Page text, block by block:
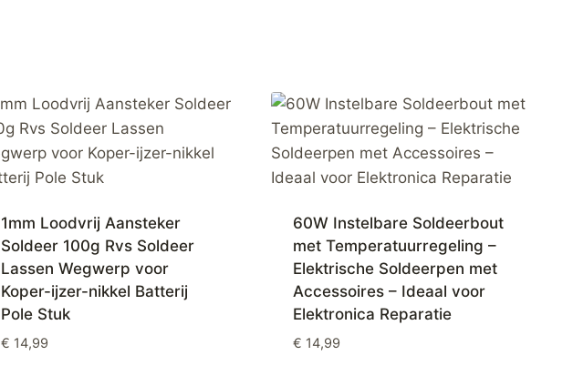
1mm Loodvrij Aansteker
Soldeer 100g Rvs Soldeer
Lassen Wegwerp voor
Koper-ijzer-nikkel Batterij
Pole Stuk
€ 14,99
60W Instelbare Soldeerbout
met Temperatuurregeling –
Elektrische Soldeerpen met
Accessoires – Ideaal voor
Elektronica Reparatie
€ 14,99